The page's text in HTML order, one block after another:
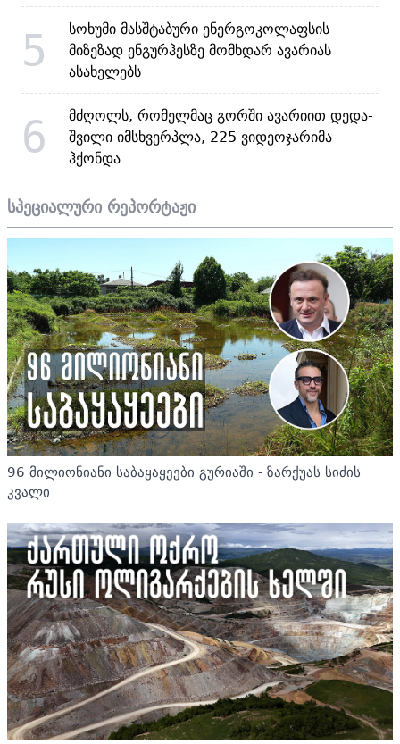
5
სოხუმი მასშტაბური ენერგოკოლაფსის
მიზეზად ენგურჰესზე მომხდარ ავარიას
ასახელებს
6
მძღოლს, რომელმაც გორში ავარიით დედა-
შვილი იმსხვერპლა, 225 ვიდეოჯარიმა
ჰქონდა
სპეციალური რეპორტაჟი
96 მილიონიანი საბაყაყეები გურიაში - ზარქუას სიძის
კვალი